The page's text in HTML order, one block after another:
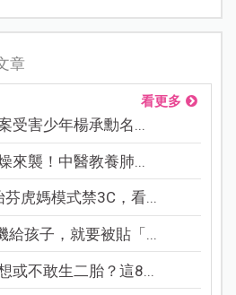
章
看更多
受害少年楊承勳名...
來襲！中醫教養肺...
虎媽模式禁3C，看...
給孩子，就要被貼「...
或不敢生二胎？這8...